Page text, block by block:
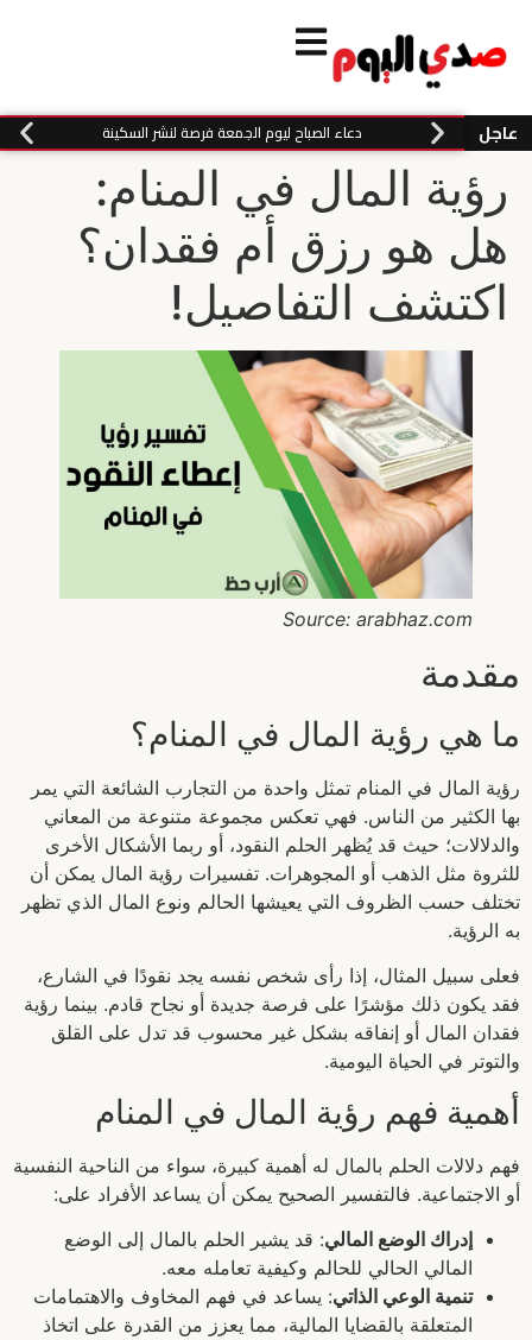
عاجل دعاء الصباح ليوم الجمعة فرصة لنشر السكينة
رؤية المال في المنام:
هل هو رزق أم فقدان؟
اكتشف التفاصيل!
Source: arabhaz.com
مقدمة
ما هي رؤية المال في المنام؟
رؤية المال في المنام تمثل واحدة من التجارب الشائعة التي يمر
بها الكثير من الناس. فهي تعكس مجموعة متنوعة من المعاني
والدلالات؛ حيث قد يُظهر الحلم النقود، أو ربما الأشكال الأخرى
للثروة مثل الذهب أو المجوهرات. تفسيرات رؤية المال يمكن أن
تختلف حسب الظروف التي يعيشها الحالم ونوع المال الذي تظهر
به الرؤية.
فعلى سبيل المثال، إذا رأى شخص نفسه يجد نقودًا في الشارع،
فقد يكون ذلك مؤشرًا على فرصة جديدة أو نجاح قادم. بينما رؤية
فقدان المال أو إنفاقه بشكل غير محسوب قد تدل على القلق
والتوتر في الحياة اليومية.
أهمية فهم رؤية المال في المنام
فهم دلالات الحلم بالمال له أهمية كبيرة، سواء من الناحية النفسية
أو الاجتماعية. فالتفسير الصحيح يمكن أن يساعد الأفراد على:
إدراك الوضع المالي: قد يشير الحلم بالمال إلى الوضع
المالي الحالي للحالم وكيفية تعامله معه.
تنمية الوعي الذاتي: يساعد في فهم المخاوف والاهتمامات
المتعلقة بالقضايا المالية، مما يعزز من القدرة على اتخاذ